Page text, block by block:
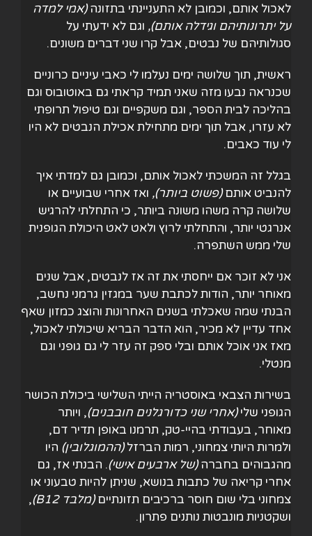
לאכול אותם, וכמובן לא התעניינתי בתזונה(אמי למדה
על יתרונותיהם וגידלה אותם), וגם לא ידעתי על
סגולותיהם של נבטים, אבל קרו שני דברים משונים.
ראשית, תוך שלושה ימים נעלמו לי כאבי עיניים כרוניים
שכנראה נבעו מזה שאני תמיד קראתי גם באוטובוס וגם
בהליכה לבית הספר, וגם משקפיים וגם טיפול תרופתי
לא עזרו, אבל תוך ימים מתחילת אכילת הנבטים לא היו
לי עוד כאבים.
בגלל זה המשכתי לאכול אותם, וכמובן גם למדתי איך
להנביט אותם(פשוט ביותר), ואז אחרי שבועיים או
שלושה קרה משהו משונה ביותר, כי התחלתי להרגיש
אנרגטי יותר, והתחלתי לרוץ ולאט לאט היכולת הגופנית
שלי ממש השתפרה.
אני לא זוכר אם ייחסתי את זה אז לנבטים, אבל שנים
מאוחר יותר, הודות לכתבת שער במגזין גרמני נחשב,
הבנתי שמה שאכלתי בשנים האחרונות והוצג כמזון שאף
אחד עדיין לא מכיר, הוא הדבר הבריא שיכולתי לאכול,
מאז אני אוכל אותם ובלי ספק זה עזר לי גם גופני וגם
מנטלי.
בשירות הצבאי באוסטריה הייתי השלישי ביכולת הכושר
הגופני שלי(אחרי שני כדורגלנים חובבנים), ויותר
מאוחר, בעבודתי בהיי-טק, תרמנו באופן תדיר דם,
ולמרות היותי צמחוני, רמות הברזל(ההמוגלובין) היו
מהגבוהים בחברה(של ארבעים אישי). הבנתי אז, גם
אחרי קריאה של כתבות בנושא, שניתן להיות טבעוני או
צמחוני בלי שום חוסר ברכיבים תזונתיים(מלבדB12)
,
ושקטניות מונבטות נותנים פתרון.